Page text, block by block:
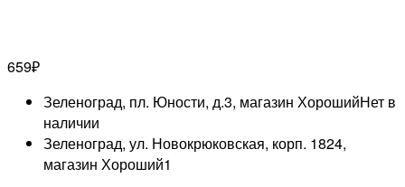
659₽
Зеленоград, пл. Юности, д.3, магазин ХорошийНет в
наличии
Зеленоград, ул. Новокрюковская, корп. 1824,
магазин Хороший1